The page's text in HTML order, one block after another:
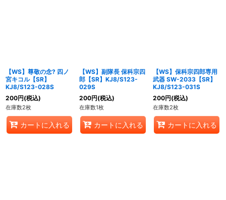
【WS】尊敬の念? 四ノ
宮キコル【SR】
KJ8/S123-028S
200円(税込)
在庫数2枚
カートに入れる
【WS】副隊長 保科宗四
郎【SR】KJ8/S123-
029S
200円(税込)
在庫数1枚
カートに入れる
【WS】保科宗四郎専用
武器 SW-2033【SR】
KJ8/S123-031S
200円(税込)
在庫数2枚
カートに入れる